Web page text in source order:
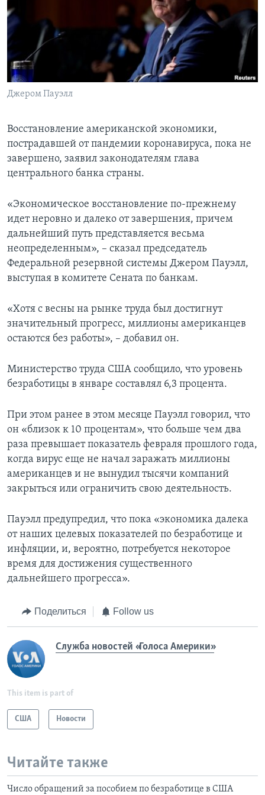
Learning English
СОЦИАЛЬНЫЕ СЕТИ
Джером Пауэлл
Восстановление американской экономики,
пострадавшей от пандемии коронавируса, пока не
завершено, заявил законодателям глава
центрального банка страны.
«Экономическое восстановление по-прежнему
идет неровно и далеко от завершения, причем
дальнейший путь представляется весьма
неопределенным», – сказал председатель
Федеральной резервной системы Джером Пауэлл,
выступая в комитете Сената по банкам.
«Хотя с весны на рынке труда был достигнут
значительный прогресс, миллионы американцев
остаются без работы», – добавил он.
Министерство труда США сообщило, что уровень
безработицы в январе составлял 6,3 процента.
При этом ранее в этом месяце Пауэлл говорил, что
он «близок к 10 процентам», что больше чем два
раза превышает показатель февраля прошлого года,
когда вирус еще не начал заражать миллионы
американцев и не вынудил тысячи компаний
закрыться или ограничить свою деятельность.
Пауэлл предупредил, что пока «экономика далека
от наших целевых показателей по безработице и
инфляции, и, вероятно, потребуется некоторое
время для достижения существенного
дальнейшего прогресса».
Поделиться Follow us
Служба новостей «Голоса Америки»
This item is part of
США Новости
Читайте также
Число обращений за пособием по безработице в США